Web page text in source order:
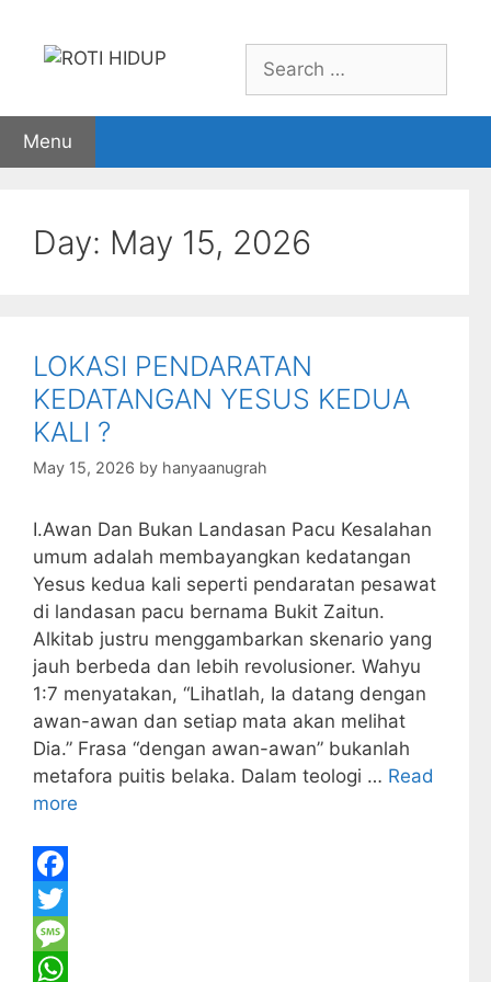
content
Search
for:
Menu
Day: May 15, 2026
LOKASI PENDARATAN
KEDATANGAN YESUS KEDUA
KALI ?
May 15, 2026 by hanyaanugrah
I.Awan Dan Bukan Landasan Pacu Kesalahan
umum adalah membayangkan kedatangan
Yesus kedua kali seperti pendaratan pesawat
di landasan pacu bernama Bukit Zaitun.
Alkitab justru menggambarkan skenario yang
jauh berbeda dan lebih revolusioner. Wahyu
1:7 menyatakan, “Lihatlah, Ia datang dengan
awan-awan dan setiap mata akan melihat
Dia.” Frasa “dengan awan-awan” bukanlah
metafora puitis belaka. Dalam teologi … Read
more
F
a
c
T
w
M